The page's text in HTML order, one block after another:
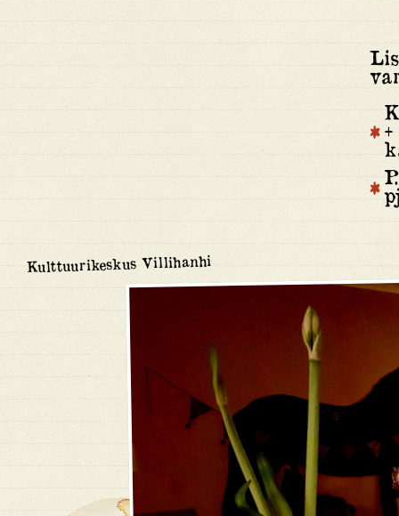
Kulttuurikeskus Villihanhi